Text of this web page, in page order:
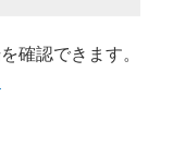
確認できます。